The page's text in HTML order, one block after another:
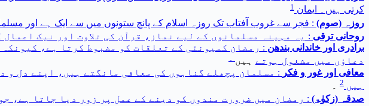
کرتی ہیں۔ ایمان 1
روزہ (صوم) : فجر سے غروب آفتاب تک روزہ اسلام کے پانچ ستونوں میں سے ایک ہے اور
روحانی ترقی : یہ مہینہ مسلمانوں کے لیے نماز، قرآن کی تلاوت اور نیک
برادری اور خاندانی بندھن : رمضان کمیونٹی کے تعلقات کو مضبوط کرتا ہے،
دعاؤں میں مشغول ہوتے ہیں
معافی اور غور و فکر : مسلمان پچھلے گناہوں کی معافی مانگتے ہیں، اپنے دل و
ہیں 2
صدقہ (زکوٰۃ) : رمضان میں ضرورت مندوں کو دینے کے عمل پر زور دیا جاتا ہے،